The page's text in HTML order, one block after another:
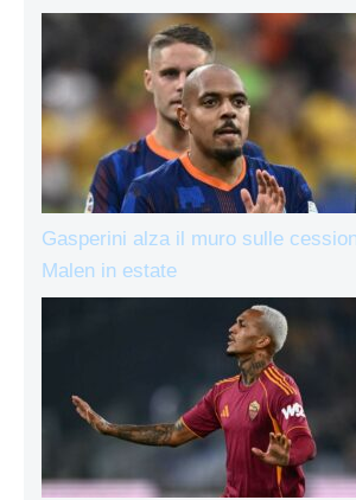
Gasperini alza il muro sulle
Malen in estate